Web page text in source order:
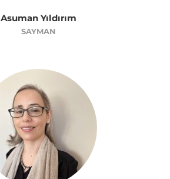
Asuman Yıldırım
SAYMAN